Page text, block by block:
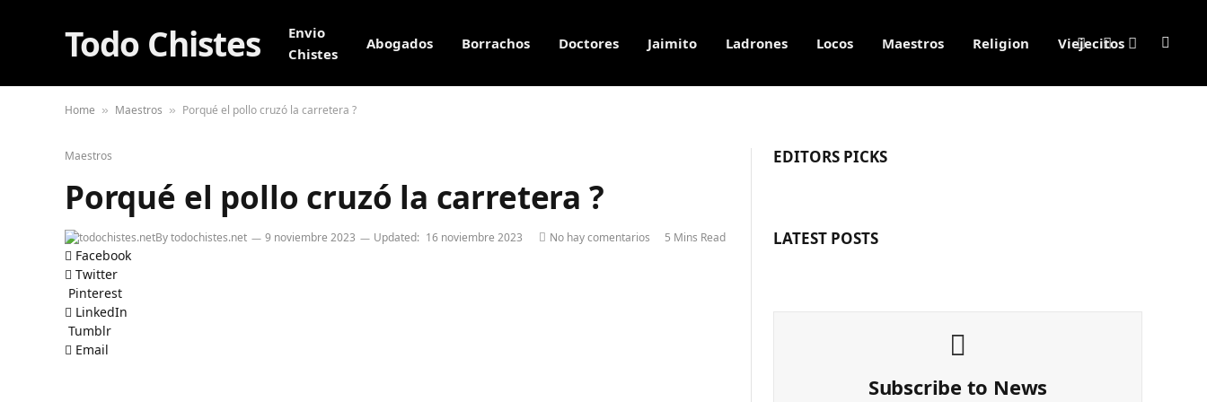
Todo Chistes
Envio
Chistes
Abogados Borrachos Doctores Jaimito Ladrones Locos Maestros Religion Viejecitos
Facebook
X
Instagram
Home » Maestros » Porqué el pollo cruzó la carretera ?
Maestros
Porqué el pollo cruzó la carretera ?
Bytodochistes.net 9 noviembre 2023 Updated: 16 noviembre 2023 No hay comentarios 5 Mins Read
Facebook
Twitter
Pinterest
LinkedIn
Tumblr
Email
EDITORS PICKS
LATEST POSTS
Subscribe to News